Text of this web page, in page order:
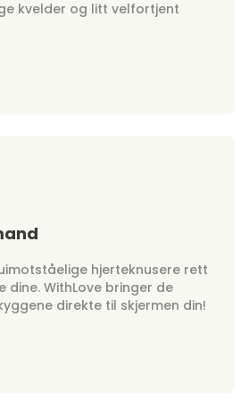
kvelder og litt velfortjent
hjerteknusere rett
dine. WithLove bringer de
direkte til skjermen din!